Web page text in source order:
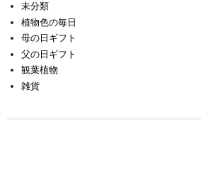
未分類
植物色の毎日
母の日ギフト
父の日ギフト
観葉植物
雑貨